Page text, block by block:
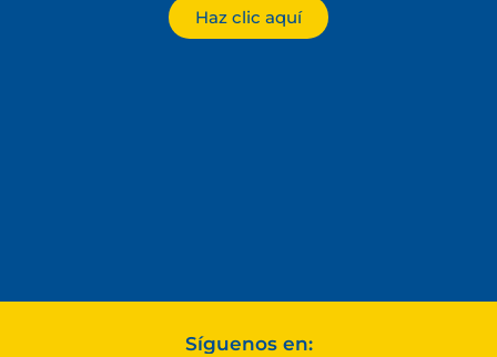
Haz clic aquí
Síguenos en: